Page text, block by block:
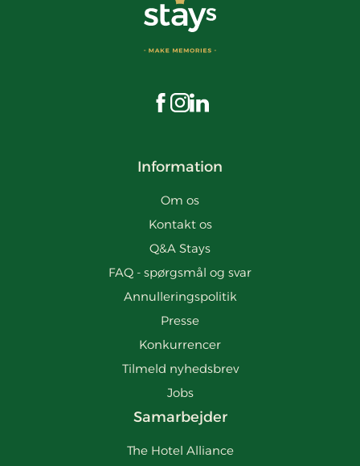
Besøg os på Facebook
Besøg os på Instagram
Besøg os på LinkedIn
Information
Om os
Kontakt os
Q&A Stays
FAQ - spørgsmål og svar
Annulleringspolitik
Presse
Konkurrencer
Tilmeld nyhedsbrev
Jobs
Samarbejder
The Hotel Alliance